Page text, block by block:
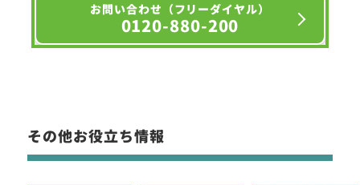
お問い合わせ（フリーダイヤル）
0120-880-200
その他お役立ち情報